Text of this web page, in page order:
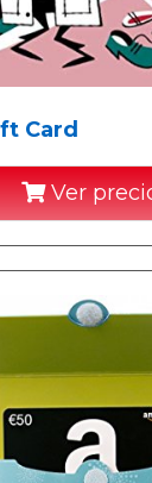
Card
Ver